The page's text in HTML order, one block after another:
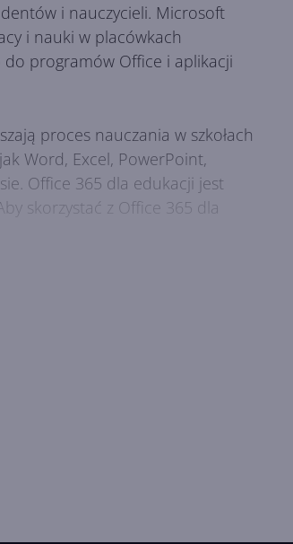
i nauczycieli. Microsoft
i nauki w placówkach
programów Office i aplikacji
proces nauczania w szkołach
Word, Excel, PowerPoint,
Office 365 dla edukacji jest
skorzystać z Office 365 dla